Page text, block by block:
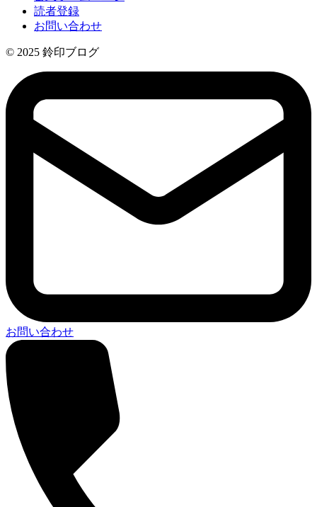
読者登録
お問い合わせ
© 2025 鈴印ブログ
お問い合わせ